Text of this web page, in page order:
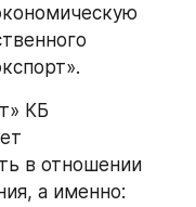
КБ
в отношении
а именно: